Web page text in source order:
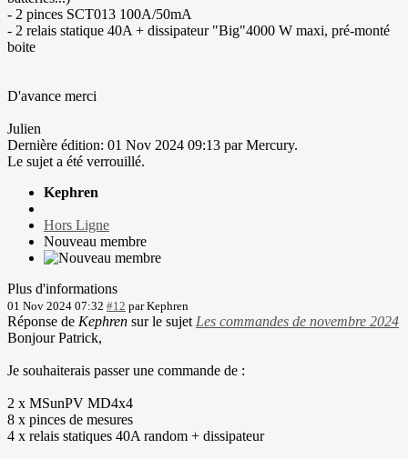
- 2 pinces SCT013 100A/50mA
- 2 relais statique 40A + dissipateur "Big"4000 W maxi, pré-monté
boite
D'avance merci
Julien
Dernière édition: 01 Nov 2024 09:13 parMercury.
Le sujet a été verrouillé.
Kephren
Hors Ligne
Nouveau membre
Plus d'informations
01 Nov 2024 07:32 #12 parKephren
Réponse de Kephren sur le sujet Les commandes de novembre 2024
Bonjour Patrick,
Je souhaiterais passer une commande de :
2 x MSunPV MD4x4
8 x pinces de mesures
4 x relais statiques 40A random + dissipateur